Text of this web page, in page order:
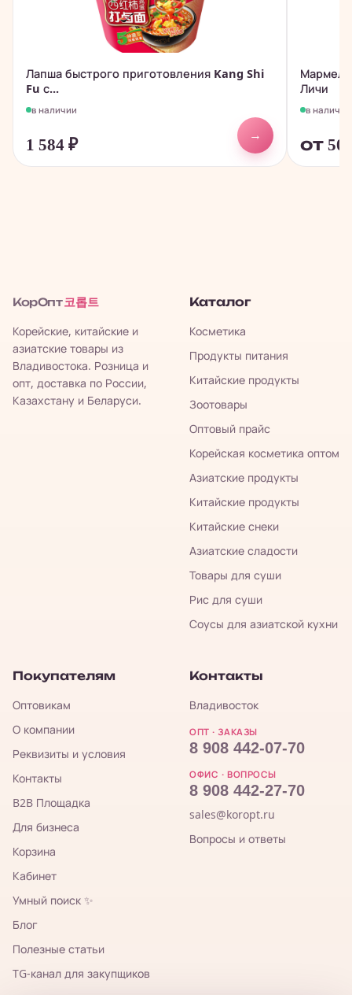
Лапша быстрого приготовления Kang Shi
Fu с...
в наличии
1 584 ₽
→
Личи
в наличии
от
КорОпт 코롭트
Корейские, китайские и
азиатские товары из
Владивостока. Розница и
опт, доставка по России,
Казахстану и Беларуси.
Каталог
Косметика
Продукты питания
Китайские продукты
Зоотовары
Оптовый прайс
Корейская косметика оптом
Азиатские продукты
Китайские продукты
Китайские снеки
Азиатские сладости
Товары для суши
Рис для суши
Соусы для азиатской кухни
Покупателям
Оптовикам
О компании
Реквизиты и условия
Контакты
B2B Площадка
Для бизнеса
Корзина
Кабинет
Умный поиск ✨
Блог
Полезные статьи
TG-канал для закупщиков
Контакты
Владивосток
ОПТ · ЗАКАЗЫ
8 908 442-07-70
ОФИС · ВОПРОСЫ
8 908 442-27-70
sales@koropt.ru
Вопросы и ответы